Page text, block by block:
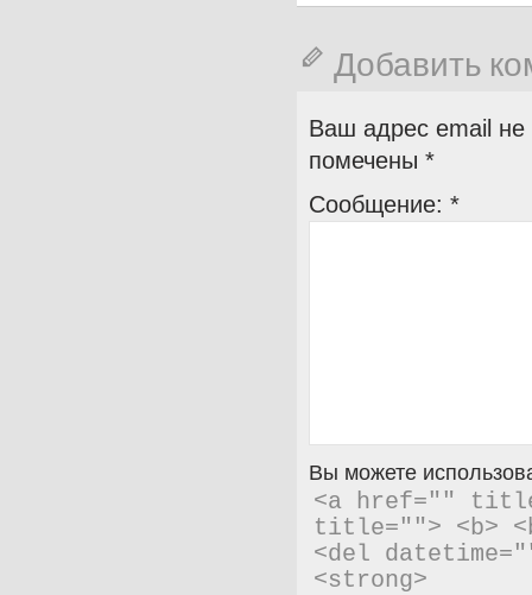
Добавить
Ваш адрес email не
помечены *
Сообщение: *
Вы можете
<a href=""
title=""> <b>
<del
<strong>